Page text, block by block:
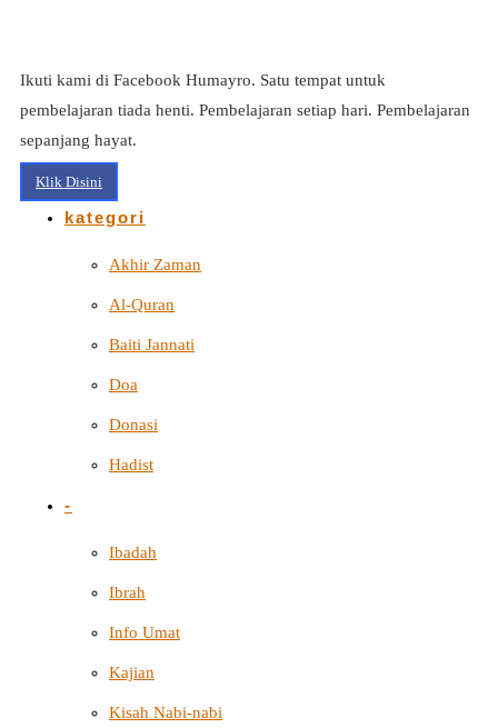
Ikuti kami di Facebook Humayro. Satu tempat untuk
pembelajaran tiada henti. Pembelajaran setiap hari. Pembelajaran
sepanjang hayat.
Klik Disini
kategori
Akhir Zaman
Al-Quran
Baiti Jannati
Doa
Donasi
Hadist
-
Ibadah
Ibrah
Info Umat
Kajian
Kisah Nabi-nabi